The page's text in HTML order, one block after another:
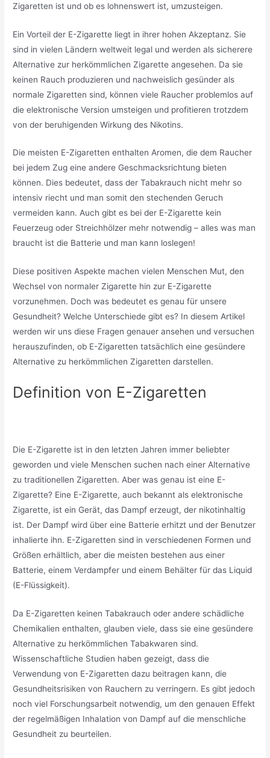
Zigaretten ist und ob es lohnenswert ist, umzusteigen.
Ein Vorteil der E-Zigarette liegt in ihrer hohen Akzeptanz. Sie
sind in vielen Ländern weltweit legal und werden als sicherere
Alternative zur herkömmlichen Zigarette angesehen. Da sie
keinen Rauch produzieren und nachweislich gesünder als
normale Zigaretten sind, können viele Raucher problemlos auf
die elektronische Version umsteigen und profitieren trotzdem
von der beruhigenden Wirkung des Nikotins.
Die meisten E-Zigaretten enthalten Aromen, die dem Raucher
bei jedem Zug eine andere Geschmacksrichtung bieten
können. Dies bedeutet, dass der Tabakrauch nicht mehr so
intensiv riecht und man somit den stechenden Geruch
vermeiden kann. Auch gibt es bei der E-Zigarette kein
Feuerzeug oder Streichhölzer mehr notwendig – alles was man
braucht ist die Batterie und man kann loslegen!
Diese positiven Aspekte machen vielen Menschen Mut, den
Wechsel von normaler Zigarette hin zur E-Zigarette
vorzunehmen. Doch was bedeutet es genau für unsere
Gesundheit? Welche Unterschiede gibt es? In diesem Artikel
werden wir uns diese Fragen genauer ansehen und versuchen
herauszufinden, ob E-Zigaretten tatsächlich eine gesündere
Alternative zu herkömmlichen Zigaretten darstellen.
Definition von E-Zigaretten
Die E-Zigarette ist in den letzten Jahren immer beliebter
geworden und viele Menschen suchen nach einer Alternative
zu traditionellen Zigaretten. Aber was genau ist eine E-
Zigarette? Eine E-Zigarette, auch bekannt als elektronische
Zigarette, ist ein Gerät, das Dampf erzeugt, der nikotinhaltig
ist. Der Dampf wird über eine Batterie erhitzt und der Benutzer
inhalierte ihn. E-Zigaretten sind in verschiedenen Formen und
Größen erhältlich, aber die meisten bestehen aus einer
Batterie, einem Verdampfer und einem Behälter für das Liquid
(E-Flüssigkeit).
Da E-Zigaretten keinen Tabakrauch oder andere schädliche
Chemikalien enthalten, glauben viele, dass sie eine gesündere
Alternative zu herkömmlichen Tabakwaren sind.
Wissenschaftliche Studien haben gezeigt, dass die
Verwendung von E-Zigaretten dazu beitragen kann, die
Gesundheitsrisiken von Rauchern zu verringern. Es gibt jedoch
noch viel Forschungsarbeit notwendig, um den genauen Effekt
der regelmäßigen Inhalation von Dampf auf die menschliche
Gesundheit zu beurteilen.